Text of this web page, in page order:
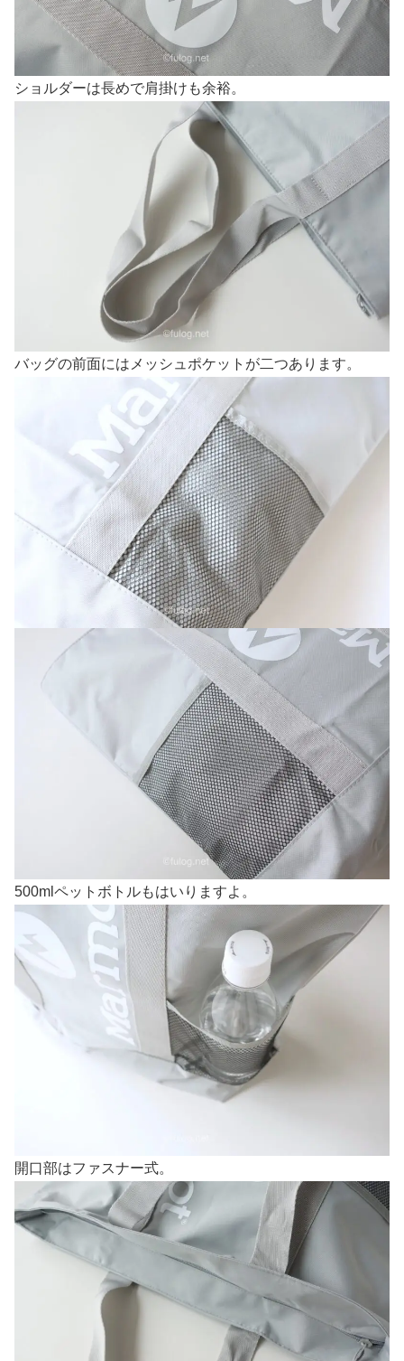
ショルダーは長めで肩掛けも余裕。
バッグの前面にはメッシュポケットが二つあります。
500mlペットボトルもはいりますよ。
開口部はファスナー式。